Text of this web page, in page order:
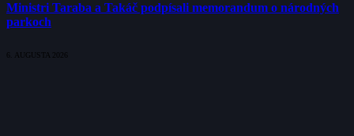
Ministri Taraba a Takáč podpísali memorandum o národných
parkoch
6. AUGUSTA 2026